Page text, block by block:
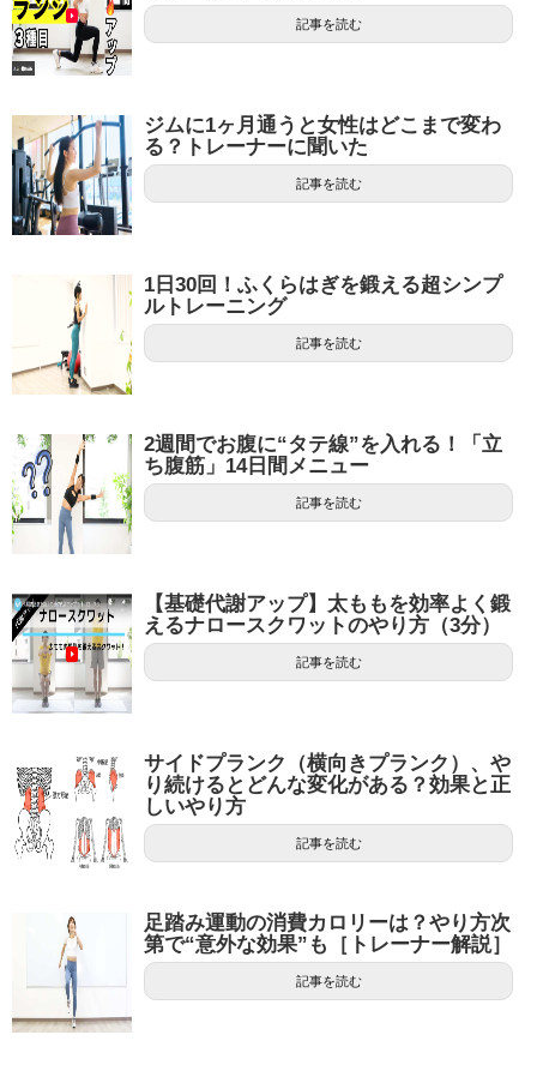
記事を読む
ジムに1ヶ月通うと女性はどこまで変わ
る？トレーナーに聞いた
記事を読む
1日30回！ふくらはぎを鍛える超シンプ
ルトレーニング
記事を読む
2週間でお腹に“タテ線”を入れる！「立
ち腹筋」14日間メニュー
記事を読む
【基礎代謝アップ】太ももを効率よく鍛
えるナロースクワットのやり方（3分）
記事を読む
サイドプランク（横向きプランク）、や
り続けるとどんな変化がある？効果と正
しいやり方
記事を読む
足踏み運動の消費カロリーは？やり方次
第で“意外な効果”も［トレーナー解説］
記事を読む